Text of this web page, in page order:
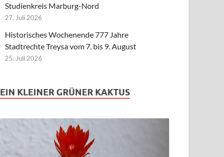
Studienkreis Marburg-Nord
27. Juli 2026
Historisches Wochenende 777 Jahre
Stadtrechte Treysa vom 7. bis 9. August
25. Juli 2026
EIN KLEINER GRÜNER KAKTUS